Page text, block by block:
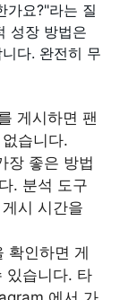
가요?"라는 질
성장 방법은
다. 완전히 무
게시하면 팬
습니다.
장 좋은 방법
. 분석 도구
시 시간을
확인하면 게
있습니다. 타